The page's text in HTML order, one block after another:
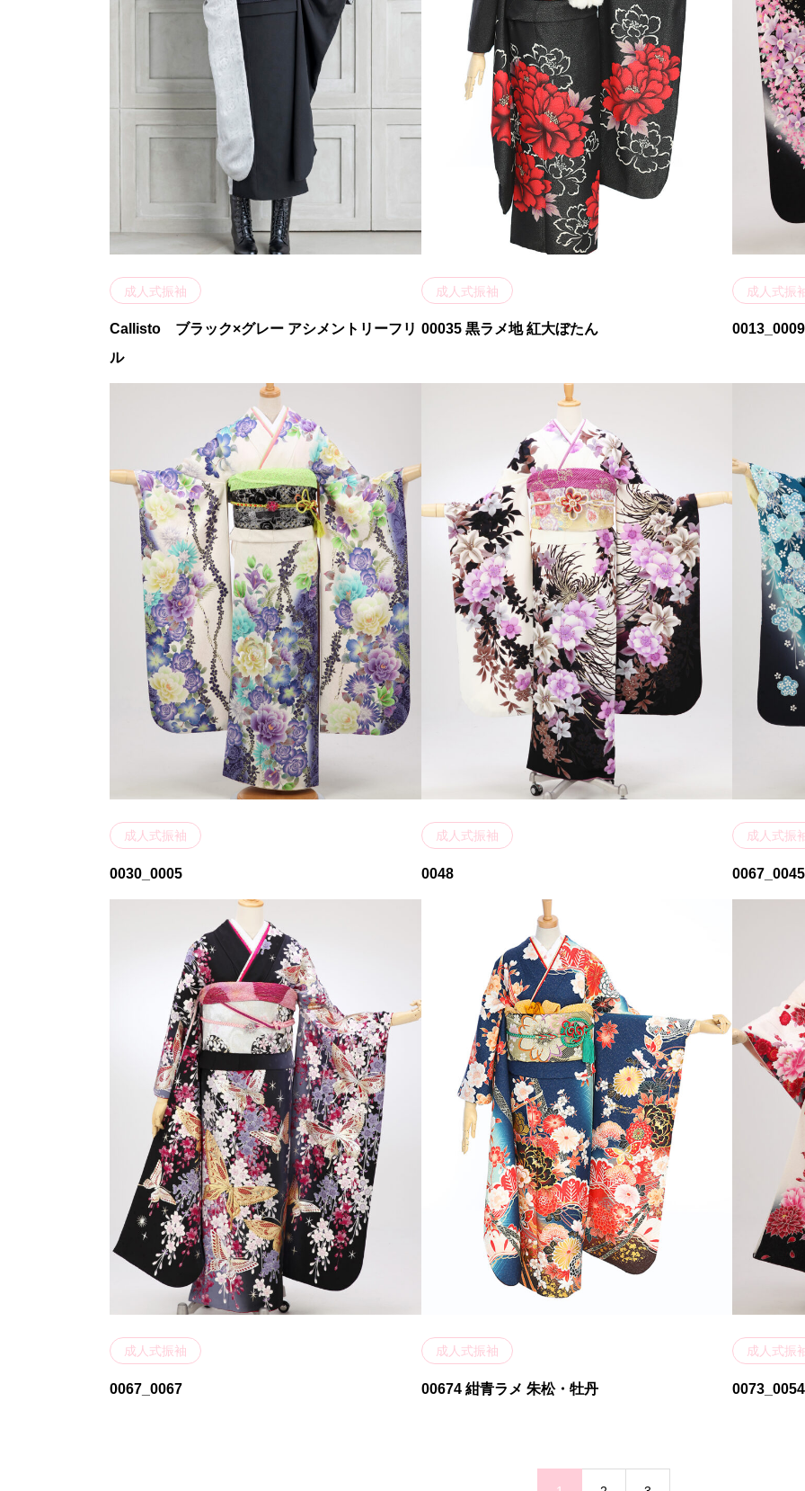
成人式振袖
Callisto ブラック×グレー アシメントリーフリ
ル
成人式振袖
00035 黒ラメ地 紅大ぼたん
成人式振
0013_0009
成人式振袖
0030_0005
成人式振袖
0048
成人式振
0067_0045
成人式振袖
0067_0067
成人式振袖
00674 紺青ラメ 朱松・牡丹
成人式振
0073_0054